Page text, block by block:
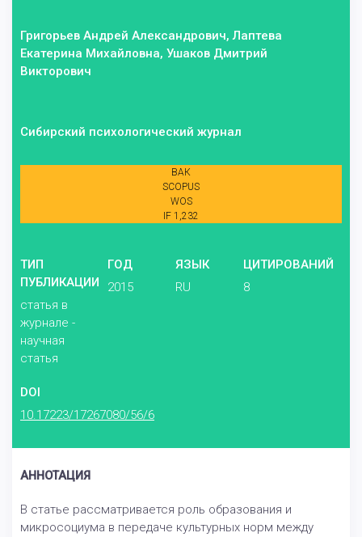
Григорьев Андрей Александрович, Лаптева
Екатерина Михайловна, Ушаков Дмитрий
Викторович
Сибирский психологический журнал
ВАК
SCOPUS
WOS
IF 1,232
ТИП
ПУБЛИКАЦИИ
статья в
журнале -
научная
статья
ГОД
2015
ЯЗЫК
RU
ЦИТИРОВАНИЙ
8
DOI
10.17223/17267080/56/6
АННОТАЦИЯ
В статье рассматривается роль образования и
микросоциума в передаче культурных норм между